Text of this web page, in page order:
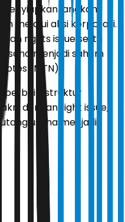
menyiapkan langkah
melalui aksi korporasi.
rights issue serta
menjadi saham
(MTN).
struktur
dengan right issue,
usaha menjadi